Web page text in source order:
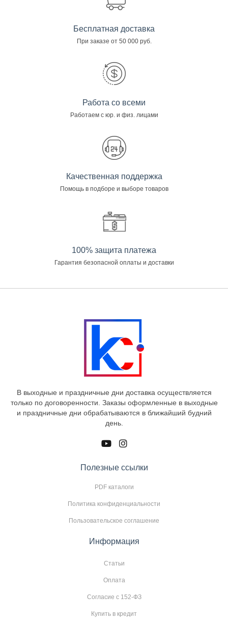
Бесплатная доставка
При заказе от 50 000 руб.
Работа со всеми
Работаем с юр. и физ. лицами
Качественная поддержка
Помощь в подборе и выборе товаров
100% защита платежа
Гарантия безопасной оплаты и доставки
В выходные и праздничные дни доставка осуществляется
только по договоренности. Заказы оформленные в выходные
и праздничные дни обрабатываются в ближайший будний
день.
Полезные ссылки
PDF каталоги
Политика конфиденциальности
Пользовательское соглашение
Информация
Статьи
Оплата
Согласие с 152-ФЗ
Купить в кредит